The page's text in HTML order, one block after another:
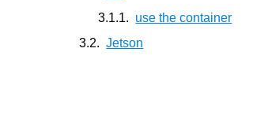
use the container
Jetson